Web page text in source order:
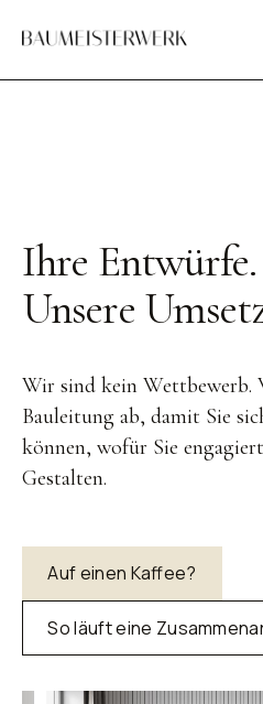
Ihre Entwürfe.
Unsere
Wir sind kein Wettbewerb.
Bauleitung ab, damit Sie
können, wofür Sie
Gestalten.
Auf einen Kaffee?
So läuft eine